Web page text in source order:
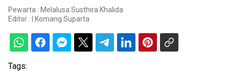
Pewarta : Melalusa Susthira Khalida
Editor :
I Komang Suparta
Tags: